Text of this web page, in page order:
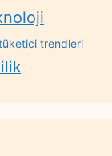
trendleri